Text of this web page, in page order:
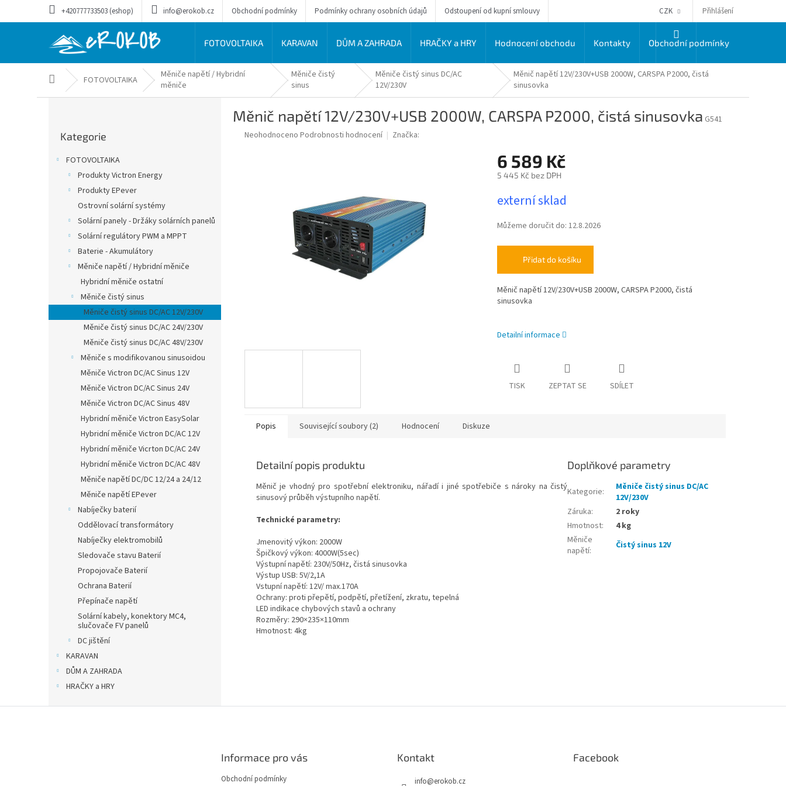
+420777733503 (eshop) info@erokob.cz Obchodní podmínky Podmínky ochrany osobních údajů Odstoupení od kupní smlouvy CZK Přihlášení
FOTOVOLTAIKA KARAVAN DŮM A ZAHRADA HRAČKY a HRY Hodnocení obchodu Kontakty Obchodní podmínky
Domů FOTOVOLTAIKA
Měniče napětí / Hybridní
měniče
Měniče čistý
sinus
Měniče čistý sinus DC/AC
12V/230V
Měnič napětí 12V/230V+USB 2000W, CARSPA P2000, čistá
sinusovka
kategorie
Kategorie
FOTOVOLTAIKA
Produkty Victron Energy
Produkty EPever
Ostrovní solární systémy
Solární panely - Držáky solárních panelů
Solární regulátory PWM a MPPT
Baterie - Akumulátory
Měniče napětí / Hybridní měniče
Hybridní měniče ostatní
Měniče čistý sinus
Měniče čistý sinus DC/AC 12V/230V
Měniče čistý sinus DC/AC 24V/230V
Měniče čistý sinus DC/AC 48V/230V
Měniče s modifikovanou sinusoidou
Měniče Victron DC/AC Sinus 12V
Měniče Victron DC/AC Sinus 24V
Měniče Victron DC/AC Sinus 48V
Hybridní měniče Victron EasySolar
Hybridní měniče Victron DC/AC 12V
Hybridní měniče Vicrton DC/AC 24V
Hybridní měniče Victron DC/AC 48V
Měniče napětí DC/DC 12/24 a 24/12
Měniče napětí EPever
Nabíječky baterií
Oddělovací transformátory
Nabíječky elektromobilů
Sledovače stavu Baterií
Propojovače Baterií
Ochrana Baterií
Přepínače napětí
Solární kabely, konektory MC4,
slučovače FV panelů
DC jištění
KARAVAN
DŮM A ZAHRADA
HRAČKY a HRY
Měnič napětí 12V/230V+USB 2000W, CARSPA P2000, čistá sinusovka G541
Průměrné
Neohodnoceno Podrobnosti hodnocení Značka:
6 589 Kč
5 445 Kč bez DPH
cena:
externí sklad
Můžeme doručit do: 12.8.2026
Přidat do košíku
Měnič napětí 12V/230V+USB 2000W, CARSPA P2000, čistá
sinusovka
Detailní informace
TISK ZEPTAT SE SDÍLET
Popis Související soubory (2) Hodnocení Diskuze
Detailní popis produktu
Měnič je vhodný pro spotřební elektroniku, nářadí i jiné spotřebiče s nároky na čistý
sinusový průběh výstupního napětí.
Technické parametry:
Jmenovitý výkon: 2000W
Špičkový výkon: 4000W(5sec)
Výstupní napětí: 230V/50Hz, čistá sinusovka
Výstup USB: 5V/2,1A
Vstupní napětí: 12V/ max.170A
Ochrany: proti přepětí, podpětí, přetížení, zkratu, tepelná
LED indikace chybových stavů a ochrany
Rozměry: 290×235×110mm
Hmotnost: 4kg
Doplňkové parametry
Kategorie:
Měniče čistý sinus DC/AC
12V/230V
Záruka:
2 roky
Hmotnost:
4 kg
Měniče
napětí: Čistý sinus 12V
Informace pro vás
Obchodní podmínky
Kontakt
info@erokob.cz
Facebook